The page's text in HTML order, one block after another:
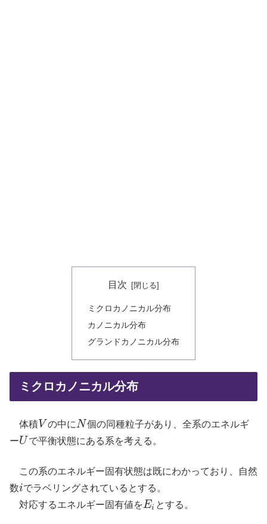
目次
ミクロカノニカル分布
カノニカル分布
グランドカノニカル分布
ミクロカノニカル分布
体積V
V の中にN
N 個の同種粒子があり、全系のエネルギ
ーU
U で平衡状態にある系を考える。
この系のエネルギー固有状態は既にわかっており、自然
数i
i でラベリングされているとする。
対応するエネルギー固有値をEi
Ei とする。